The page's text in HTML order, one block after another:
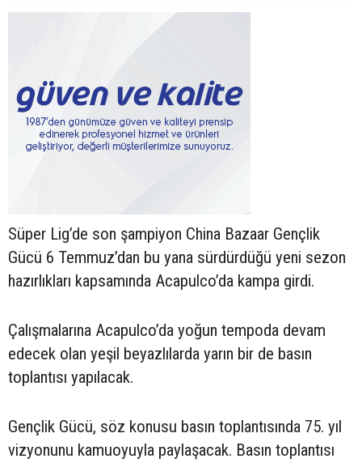
Süper Lig’de son şampiyon China Bazaar Gençlik
Gücü 6 Temmuz’dan bu yana sürdürdüğü yeni sezon
hazırlıkları kapsamında Acapulco’da kampa girdi.
Çalışmalarına Acapulco’da yoğun tempoda devam
edecek olan yeşil beyazlılarda yarın bir de basın
toplantısı yapılacak.
Gençlik Gücü, söz konusu basın toplantısında 75. yıl
vizyonunu kamuoyuyla paylaşacak. Basın toplantısı